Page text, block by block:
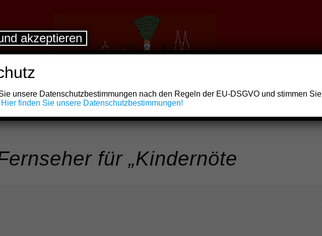
für „Kindernöte
unsere Datenschutzbestimmungen nach den Regeln der EU-DSGVO und stimmen Sie
Hier finden Sie unsere Datenschutzbestimmungen!
akzeptieren